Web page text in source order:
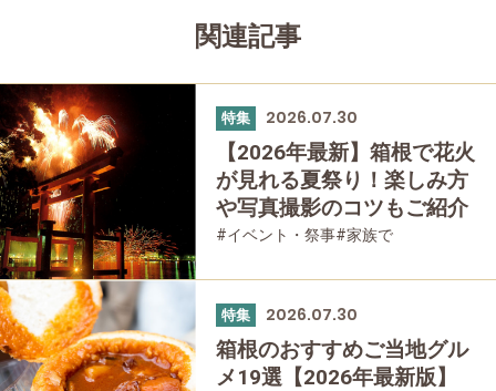
関連記事
特集 2026.07.30
【2026年最新】箱根で花火
が見れる夏祭り！楽しみ方
や写真撮影のコツもご紹介
#イベント・祭事#家族で
特集 2026.07.30
箱根のおすすめご当地グル
メ19選【2026年最新版】